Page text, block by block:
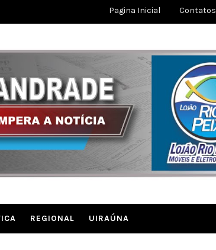
Pagina Inicial Contatos
REGIONAL UIRAÚNA